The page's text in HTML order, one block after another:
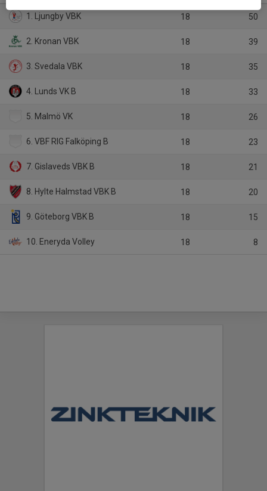
1. Ljungby VBK 18 50
2. Kronan VBK 18 39
3. Svedala VBK 18 35
4. Lunds VK B 18 33
5. Malmö VK 18 26
6. VBF RIG Falköping B 18 23
7. Gislaveds VBK B 18 21
8. Hylte Halmstad VBK B 18 20
9. Göteborg VBK B 18 15
10. Eneryda Volley 18 8